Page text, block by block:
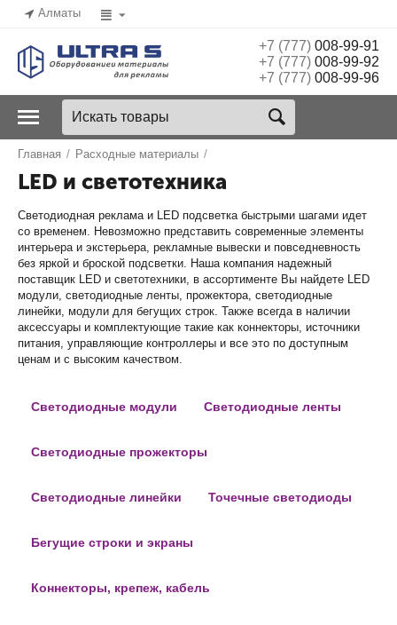
Алматы
+7 (777)008-99-91
+7 (777)008-99-92
+7 (777)008-99-96
Главная / Расходные материалы /
LED и светотехника
Светодиодная реклама и LED подсветка быстрыми шагами идет
со временем. Невозможно представить современные элементы
интерьера и экстерьера, рекламные вывески и повседневность
без яркой и броской подсветки. Наша компания надежный
поставщик LED и светотехники, в ассортименте Вы найдете LED
модули, светодиодные ленты, прожектора, светодиодные
линейки, модули для бегущих строк. Также всегда в наличии
аксессуары и комплектующие такие как коннекторы, источники
питания, управляющие контроллеры и все это по доступным
ценам и с высоким качеством.
Светодиодные модули Светодиодные ленты
Светодиодные прожекторы
Светодиодные линейки Точечные светодиоды
Бегущие строки и экраны
Коннекторы, крепеж, кабель